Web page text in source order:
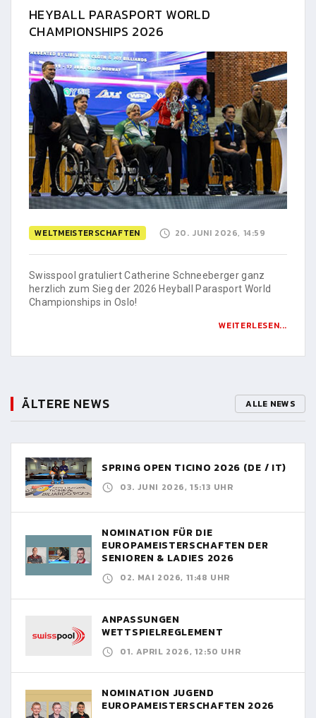
HEYBALL PARASPORT WORLD
CHAMPIONSHIPS 2026
WELTMEISTERSCHAFTEN 20. JUNI 2026, 14:59
Swisspool gratuliert Catherine Schneeberger ganz
herzlich zum Sieg der 2026 Heyball Parasport World
Championships in Oslo!
WEITERLESEN...
ÄLTERE NEWS ALLE NEWS
SPRING OPEN TICINO 2026 (DE / IT)
03. JUNI 2026, 15:13 UHR
NOMINATION FÜR DIE
EUROPAMEISTERSCHAFTEN DER
SENIOREN & LADIES 2026
02. MAI 2026, 11:48 UHR
ANPASSUNGEN
WETTSPIELREGLEMENT
01. APRIL 2026, 12:50 UHR
NOMINATION JUGEND
EUROPAMEISTERSCHAFTEN 2026